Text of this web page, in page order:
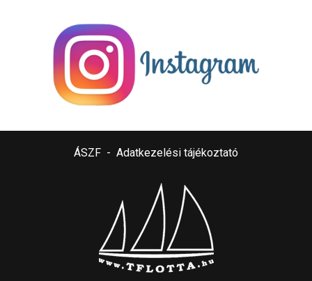
ÁSZF - Adatkezelési tájékoztató